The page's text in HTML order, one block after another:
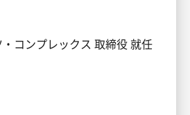
コンプレックス 取締役 就任